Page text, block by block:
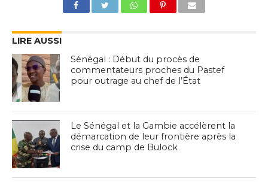
LIRE AUSSI
Sénégal : Début du procès de
commentateurs proches du Pastef
pour outrage au chef de l’État
Le Sénégal et la Gambie accélèrent la
démarcation de leur frontière après la
crise du camp de Bulock